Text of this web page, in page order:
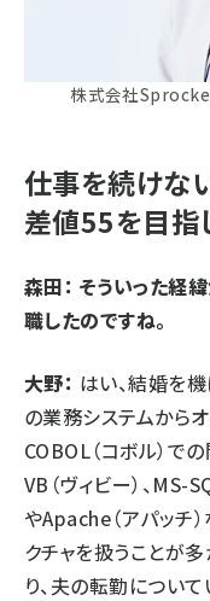
株式会社
仕事を続けな
差値55を目指
森田： そういった経
職したのですね。
大野： はい、結婚を
の業務システムから
COBOL（コボル）で
VB（ヴィビー）、MS-
やApache（アパッチ
クチャを扱うことが
り、夫の転勤につい